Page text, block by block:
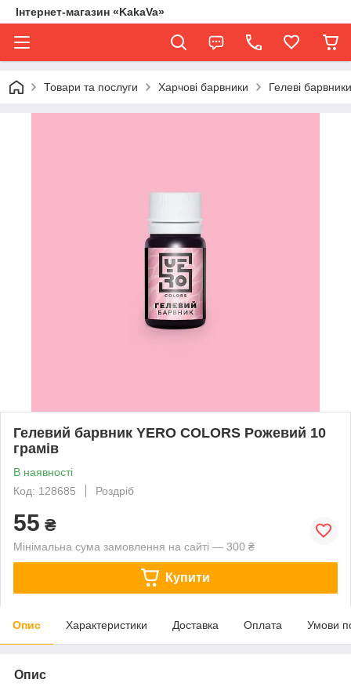
Інтернет-магазин «KakaVa»
Товари та послуги Харчові барвники Гелеві
Гелевий барвник YERO COLORS Рожевий 10
грамів
В наявності
Код: 128685
Роздріб
55 ₴
Мінімальна сума замовлення на сайті — 300 ₴
Купити
Опис Характеристики Доставка Оплата Умови
Опис